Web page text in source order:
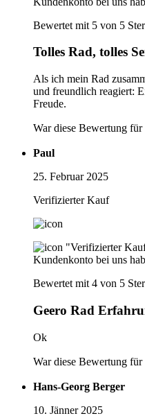
Bewertet mit 5 von 5
Tolles Rad, tolles
Als ich mein Rad
und freundlich reagiert:
Freude.
War diese Bewertung
Paul
25. Februar 2025
Verifizierter Kauf
"Verifizierter
Kundenkonto bei uns
Bewertet mit 4 von 5
Geero Rad
Ok
War diese Bewertung
Hans-Georg Berger
10. Jänner 2025